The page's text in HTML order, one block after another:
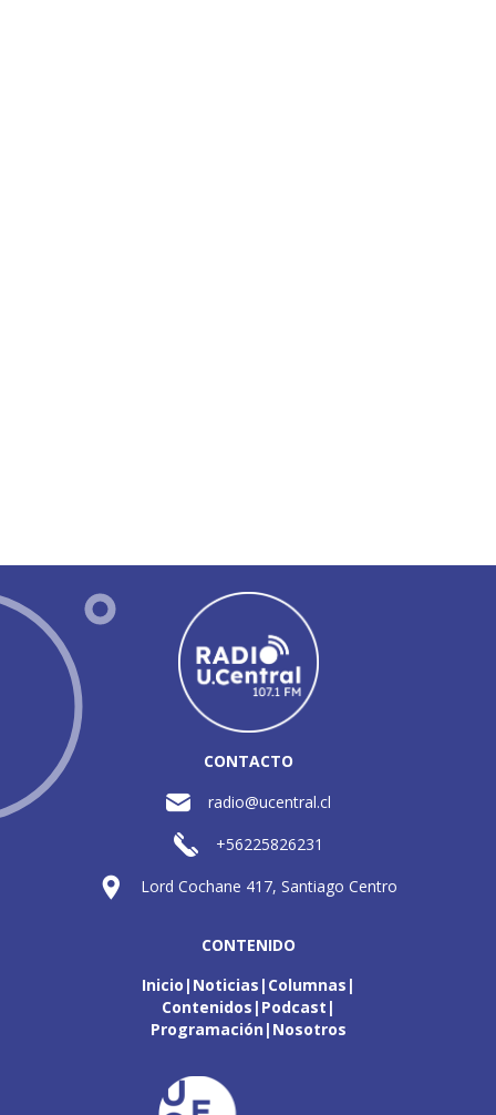
CONTACTO
radio@ucentral.cl
+56225826231
Lord Cochane 417, Santiago Centro
CONTENIDO
Inicio Noticias Columnas
Contenidos Podcast
Programación Nosotros